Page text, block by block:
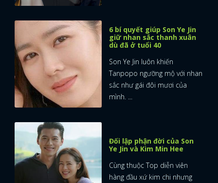
6 bí quyết giúp Son Ye Jin
giữ nhan sắc thanh xuân
dù đã ở tuổi 40
Son Ye Jin luôn khiến
Tanpopo ngưỡng mộ với nhan
sắc như gái đôi mươi của
mình. ...
Đối lập phận đời của Son
Ye Jin và Kim Min Hee
Cùng thuộc Top diễn viên
hàng đầu xứ kim chi nhưng